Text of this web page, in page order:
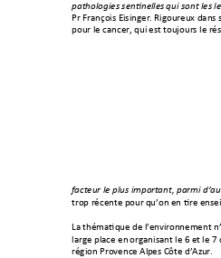
pathologies sentinelles qui sont les l
Pr François Eisinger. Rigoureux dans
pour le cancer, qui est toujours le
facteur le plus important, parmi
trop récente pour qu’on en tire
La thématique de l’environnement
large place en organisant le 6 et le 7
région Provence Al pes Côte d’Azur.